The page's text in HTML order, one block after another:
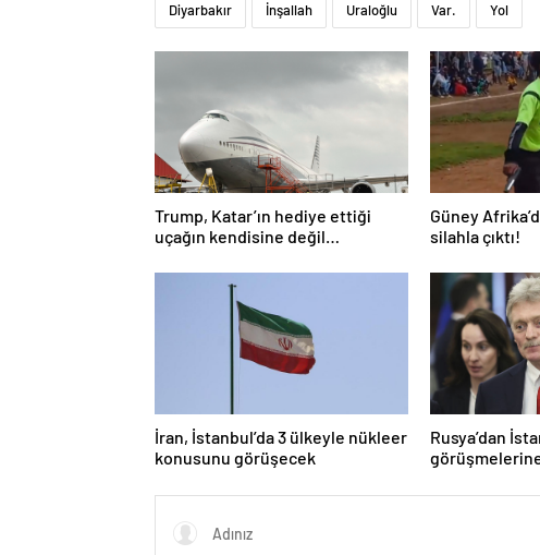
Diyarbakır İnşallah Uraloğlu Var. Yol
Trump, Katar’ın hediye ettiği
uçağın kendisine değil
Güney
silahla çıktı!
İran, İstanbul’da 3 ülkeyle nükleer
konusunu görüşecek
Rusya’dan